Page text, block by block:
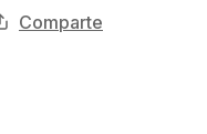
Comparte